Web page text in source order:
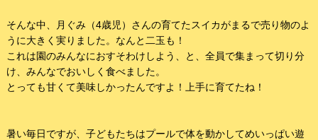
そんな中、月ぐみ（4歳児）さんの育てたスイカがまるで売り物のよ
うに大きく実りました。なんと二玉も！
これは園のみんなにおすそわけしよう、と、全員で集まって切り分
け、みんなでおいしく食べました。
とっても甘くて美味しかったんですよ！上手に育てたね！
暑い毎日ですが、子どもたちはプールで体を動かしてめいっぱい遊